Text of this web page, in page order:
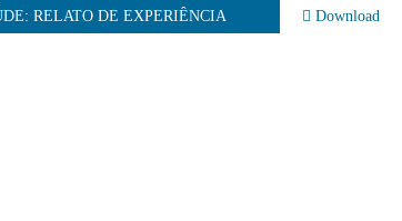
RELATO DE EXPERIÊNCIA Download